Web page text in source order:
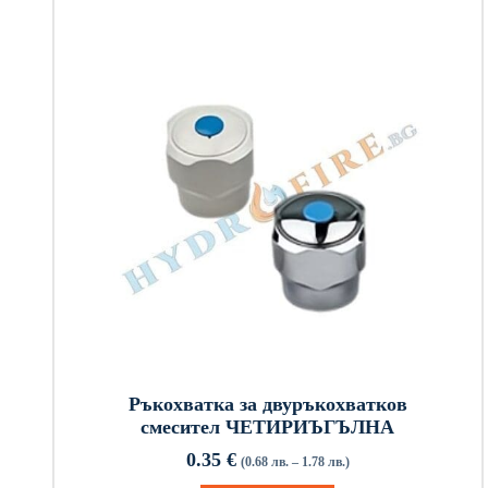
Ръкохватка за двуръкохватков
смесител ЧЕТИРИЪГЪЛНА
0.35 € (0.68 лв. – 1.78 лв.)